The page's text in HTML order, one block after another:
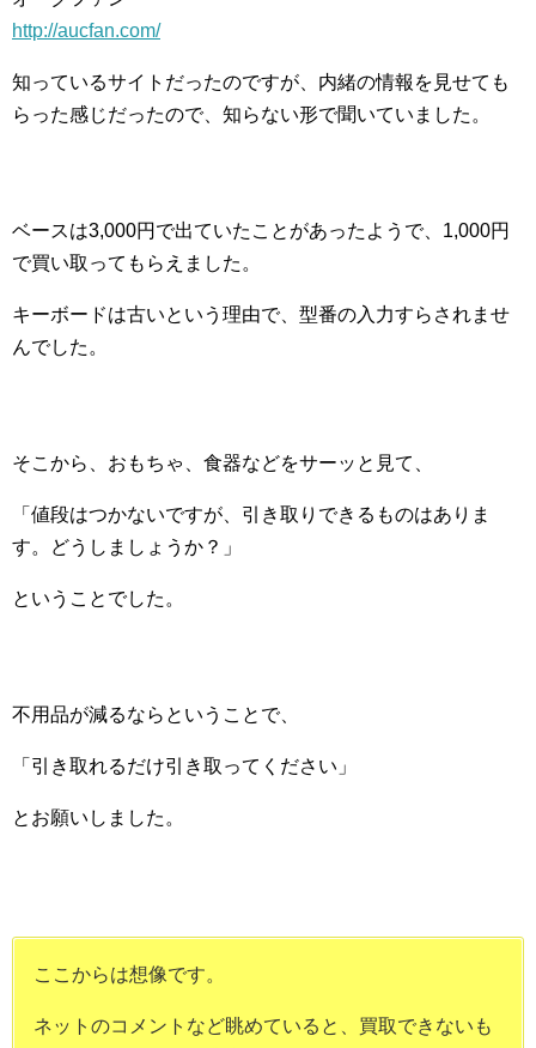
http://aucfan.com/
知っているサイトだったのですが、内緒の情報を見せても
らった感じだったので、知らない形で聞いていました。
ベースは3,000円で出ていたことがあったようで、1,000円
で買い取ってもらえました。
キーボードは古いという理由で、型番の入力すらされませ
んでした。
そこから、おもちゃ、食器などをサーッと見て、
「値段はつかないですが、引き取りできるものはありま
す。どうしましょうか？」
ということでした。
不用品が減るならということで、
「引き取れるだけ引き取ってください」
とお願いしました。
ここからは想像です。
ネットのコメントなど眺めていると、買取できないも